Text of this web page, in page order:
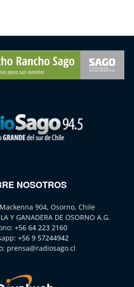
NOSOTROS
904, Osorno, Chile
Y GANADERA DE OSORNO A.G.
+56 64 223 2160
+56 9 57244942
prensa@radiosago.cl